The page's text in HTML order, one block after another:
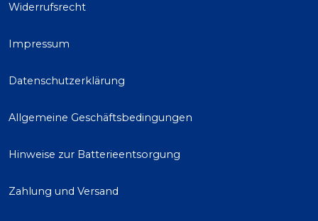
Widerrufsrecht
Impressum
Datenschutzerklärung
Allgemeine Geschäftsbedingungen
Hinweise zur Batterieentsorgung
Zahlung und Versand